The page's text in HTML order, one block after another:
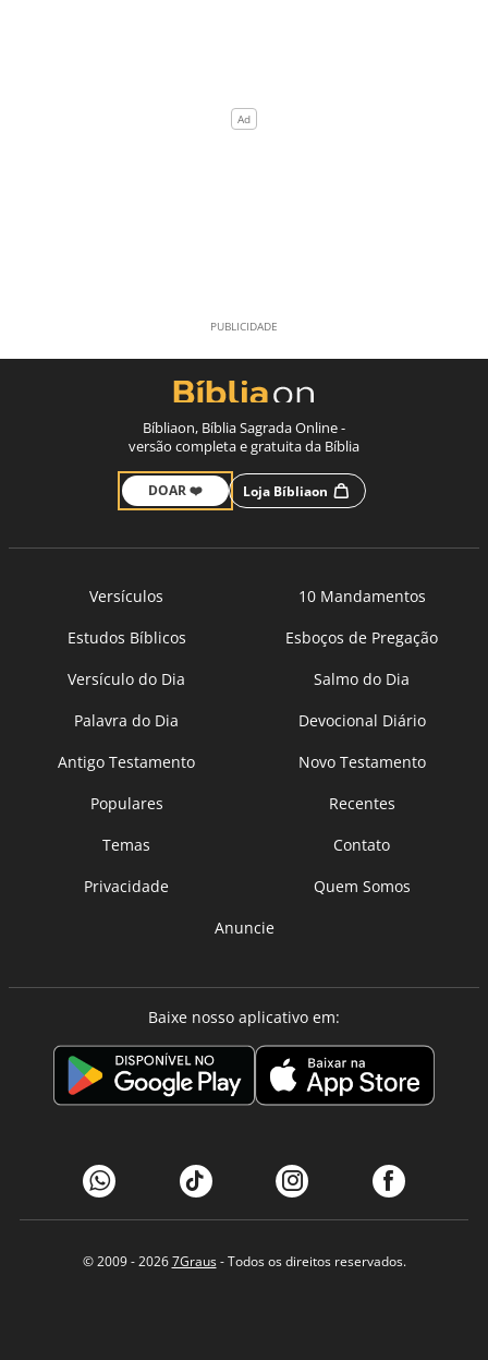
Bíbliaon, Bíblia Sagrada Online -
versão completa e gratuita da Bíblia
DOAR ❤️ Loja Bíbliaon
Versículos
10 Mandamentos
Estudos Bíblicos
Esboços de Pregação
Versículo do Dia
Salmo do Dia
Palavra do Dia
Devocional Diário
Antigo Testamento
Novo Testamento
Populares
Recentes
Temas
Contato
Privacidade
Quem Somos
Anuncie
Baixe nosso aplicativo em:
© 2009 - 20267Graus- Todos os direitos reservados.